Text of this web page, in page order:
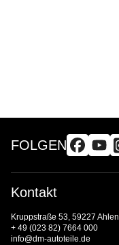
FOLGEN
Kontakt
Kruppstraße 53, 59227 Ahlen
+ 49 (023 82) 7664 000
info@dm-autoteile.de